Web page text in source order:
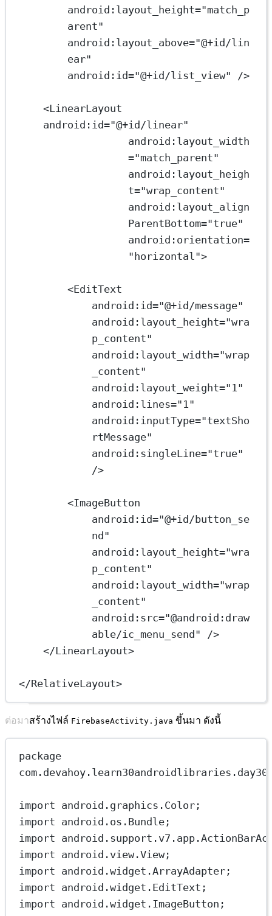
android:layout_height="match_p
arent"
android:layout_above="@+id/lin
ear"
android:id="@+id/list_view" />
<LinearLayout
android:id="@+id/linear"
android:layout_width
="match_parent"
android:layout_heigh
t="wrap_content"
android:layout_align
ParentBottom="true"
android:orientation=
"horizontal">
<EditText
android:id="@+id/message"
android:layout_height="wra
p_content"
android:layout_width="wrap
_content"
android:layout_weight="1"
android:lines="1"
android:inputType="textSho
rtMessage"
android:singleLine="true"
/>
<ImageButton
android:id="@+id/button_se
nd"
android:layout_height="wra
p_content"
android:layout_width="wrap
_content"
android:src="@android:draw
able/ic_menu_send"
/>
</LinearLayout>
</RelativeLayout>
ต่อมาสร้างไฟล์ FirebaseActivity.java ขึ้นมา ดังนี้
package
import android.graphics.Color;
import android.os.Bundle;
import
import android.view.View;
import android.widget.ArrayAdapter;
import android.widget.EditText;
import android.widget.ImageButton;